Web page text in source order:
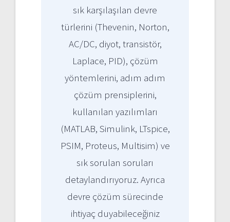
sık karşılaşılan devre
türlerini (Thevenin, Norton,
AC/DC, diyot, transistör,
Laplace, PID), çözüm
yöntemlerini, adım adım
çözüm prensiplerini,
kullanılan yazılımları
(MATLAB, Simulink, LTspice,
PSIM, Proteus, Multisim) ve
sık sorulan soruları
detaylandırıyoruz. Ayrıca
devre çözüm sürecinde
ihtiyaç duyabileceğiniz